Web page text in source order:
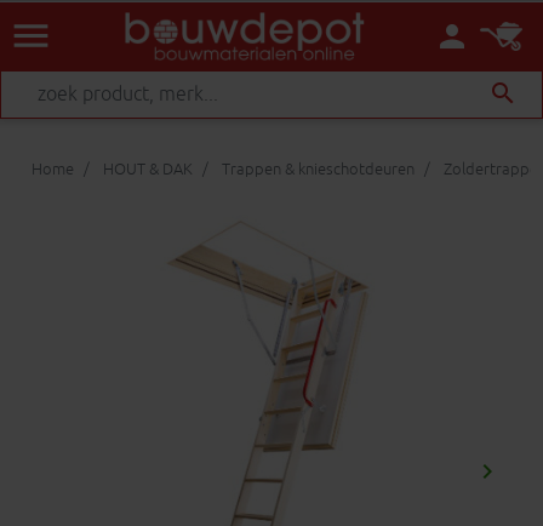
person
menu
search
Home HOUT & DAK Trappen & knieschotdeuren
keyboard_arrow_right